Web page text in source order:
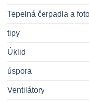
Tepelná čerpadla a
tipy
Úklid
úspora
Ventilátory